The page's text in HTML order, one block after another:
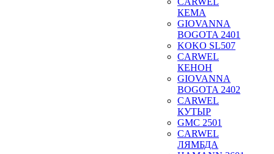
КЕМА
GIOVANNA
BOGOTA 2401
KOKO SL507
CARWEL
КЕНОН
GIOVANNA
BOGOTA 2402
CARWEL
КУТЫР
GMC 2501
CARWEL
ЛЯМБДА